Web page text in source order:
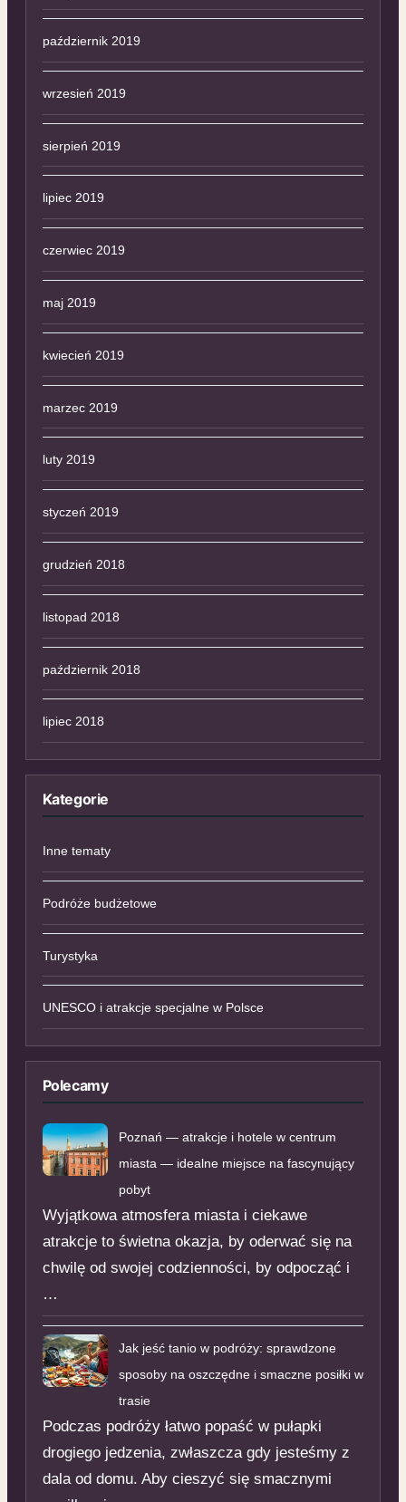
październik 2019
wrzesień 2019
sierpień 2019
lipiec 2019
czerwiec 2019
maj 2019
kwiecień 2019
marzec 2019
luty 2019
styczeń 2019
grudzień 2018
listopad 2018
październik 2018
lipiec 2018
Kategorie
Inne tematy
Podróże budżetowe
Turystyka
UNESCO i atrakcje specjalne w Polsce
Polecamy
Poznań — atrakcje i hotele w centrum
miasta — idealne miejsce na fascynujący
pobyt
Wyjątkowa atmosfera miasta i ciekawe
atrakcje to świetna okazja, by oderwać się na
chwilę od swojej codzienności, by odpocząć i
…
Jak jeść tanio w podróży: sprawdzone
sposoby na oszczędne i smaczne posiłki w
trasie
Podczas podróży łatwo popaść w pułapki
drogiego jedzenia, zwłaszcza gdy jesteśmy z
dala od domu. Aby cieszyć się smacznymi